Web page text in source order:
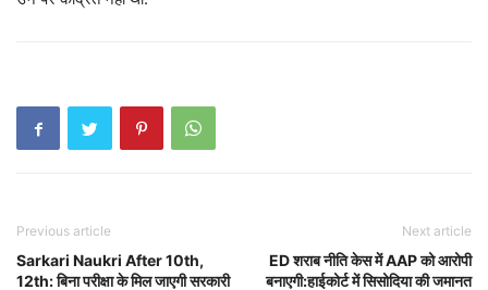
Previous article
Sarkari Naukri After 10th,
12th: बिना परीक्षा के मिल जाएगी सरकारी
Next article
ED शराब नीति केस में AAP को आरोपी
बनाएगी:हाईकोर्ट में सिसोदिया की जमानत